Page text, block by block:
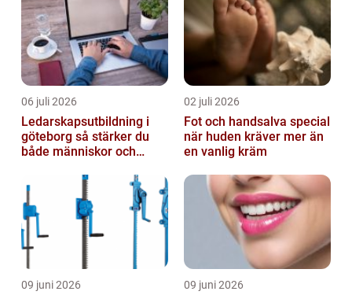
06 juli 2026
Ledarskapsutbildning i
göteborg så stärker du
både människor och
02 juli 2026
Fot och handsalva special
när huden kräver mer än
en vanlig kräm
09 juni 2026 09 juni 2026